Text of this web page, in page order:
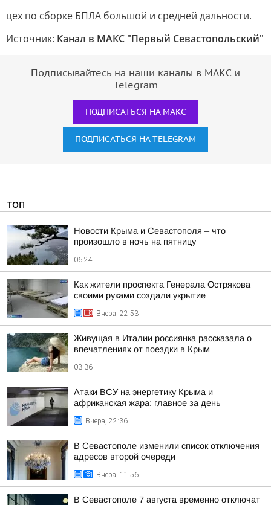
цех по сборке БПЛА большой и средней дальности.
Источник: Канал в МАКС "Первый Севастопольский"
Подписывайтесь на наши каналы в МАКС и
Telegram
ПОДПИСАТЬСЯ НА МАКС
ПОДПИСАТЬСЯ НА TELEGRAM
ТОП
Новости Крыма и Севастополя – что
произошло в ночь на пятницу
06:24
Как жители проспекта Генерала Острякова
своими руками создали укрытие
Вчера, 22:53
Живущая в Италии россиянка рассказала о
впечатлениях от поездки в Крым
03:36
Атаки ВСУ на энергетику Крыма и
африканская жара: главное за день
Вчера, 22:36
В Севастополе изменили список отключения
адресов второй очереди
Вчера, 11:56
В Севастополе 7 августа временно отключат